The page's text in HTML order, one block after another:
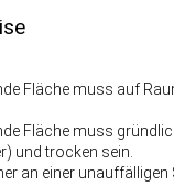
Fläche muss auf
Fläche muss
und trocken sein.
an einer unauffälligen